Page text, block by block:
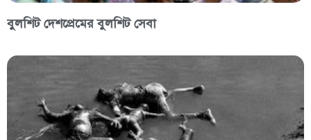
বুলশিট দেশপ্রেমের বুলশিট সেবা